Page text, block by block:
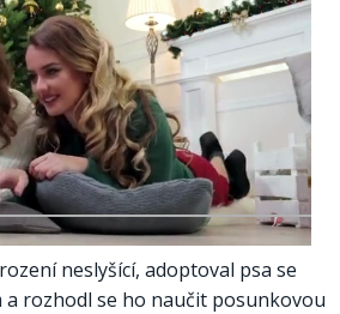
neslyšící, adoptoval psa se
rozhodl se ho naučit posunkovou